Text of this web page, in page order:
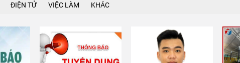
ĐIỆN TỬ VIỆC LÀM KHÁC